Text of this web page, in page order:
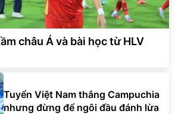
châu Á và bài học từ HLV
Tuyển Việt Nam thắng Campuchia
nhưng đừng để ngôi đầu đánh lừa